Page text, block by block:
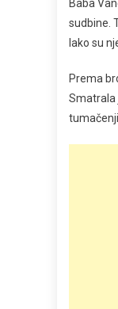
Baba
sudbine.
Iako su
Prema
Smatrala